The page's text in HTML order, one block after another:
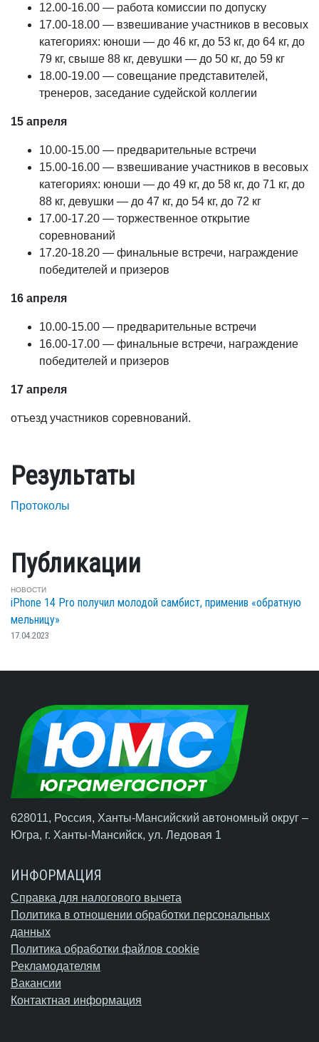
12.00-16.00 — работа комиссии по допуску
17.00-18.00 — взвешивание участников в весовых
категориях: юноши — до 46 кг, до 53 кг, до 64 кг, до
79 кг, свыше 88 кг, девушки — до 50 кг, до 59 кг
18.00-19.00 — совещание представителей,
тренеров, заседание судейской коллегии
15 апреля
10.00-15.00 — предварительные встречи
15.00-16.00 — взвешивание участников в весовых
категориях: юноши — до 49 кг, до 58 кг, до 71 кг, до
88 кг, девушки — до 47 кг, до 54 кг, до 72 кг
17.00-17.20 — торжественное открытие
соревнований
17.20-18.20 — финальные встречи, награждение
победителей и призеров
16 апреля
10.00-15.00 — предварительные встречи
16.00-17.00 — финальные встречи, награждение
победителей и призеров
17 апреля
отъезд участников соревнований.
Результаты
Протоколы
Публикации
НОВОСТИ
iPhone 14 Pro получил молодой самбист, применив «обратную
мельницу»
17.04.2023
628011, Россия, Ханты-Мансийский автономный округ –
Югра, г. Ханты-Мансийск, ул. Ледовая 1
ИНФОРМАЦИЯ
Справка для налогового вычета
Политика в отношении обработки персональных
данных
Политика обработки файлов cookie
Рекламодателям
Вакансии
Контактная информация